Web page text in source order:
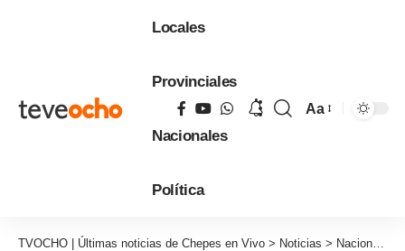
Locales
Provinciales
Nacionales
Política
Aa
TVOCHO | Últimas noticias de Chepes en Vivo > Noticias > Nacionales